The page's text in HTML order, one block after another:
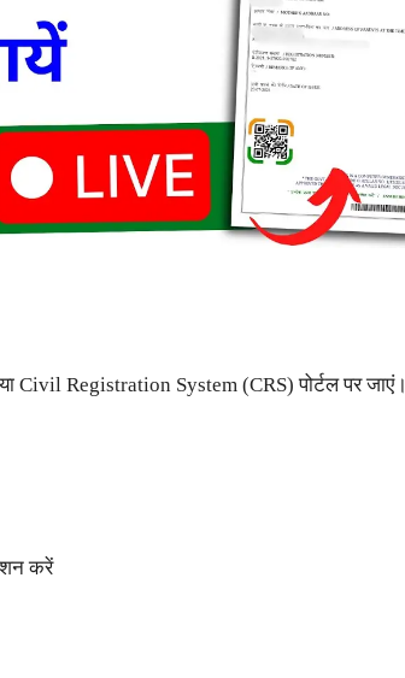
Civil Registration System (CRS) पोर्टल पर जाएं।
करें